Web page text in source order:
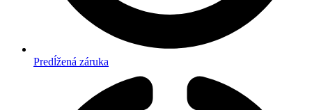
Predĺžená záruka